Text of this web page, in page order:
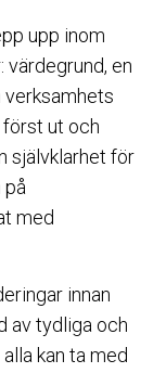
upp inom
en
verksamhets
först ut och
självklarhet för
på
med
innan
av tydliga och
kan ta med